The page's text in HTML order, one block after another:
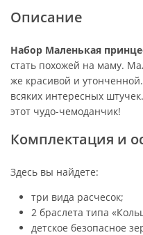
Описание
Набор Маленькая
стать похожей на маму.
же красивой и
всяких интересных
этот чудо-чемоданчик!
Комплектация и
Здесь вы найдете:
три вида расчесок;
2 браслета типа
детское безопасное